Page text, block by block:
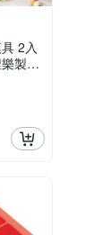
2入
製冰
具）